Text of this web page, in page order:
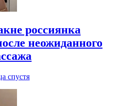
россиянка
неожиданного
спустя